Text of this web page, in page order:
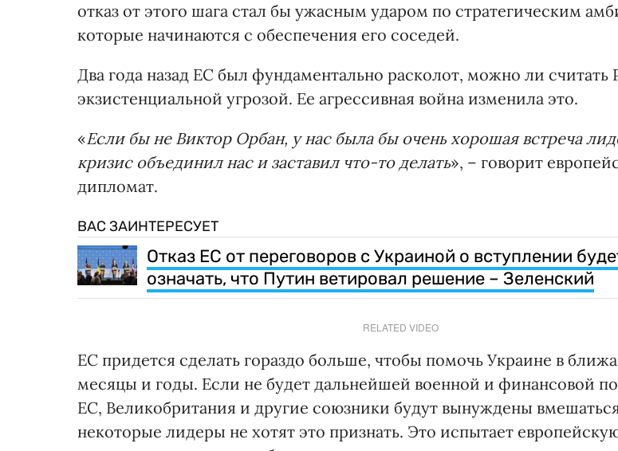
отказ от этого шага стал бы ужасным ударом по стратегическим
которые начинаются с обеспечения его соседей.
Два года назад ЕС был фундаментально расколот, можно ли считать
экзистенциальной угрозой. Ее агрессивная война изменила это.
«Если бы не Виктор Орбан, у нас была бы очень хорошая встреча
кризис объединил нас и заставил что-то делать», – говорит
дипломат.
ВАС ЗАИНТЕРЕСУЕТ
Отказ ЕС от переговоров с Украиной о вступлении
означать, что Путин ветировал решение – Зеленский
RELATED VIDEO
ЕС придется сделать гораздо больше, чтобы помочь Украине в
месяцы и годы. Если не будет дальнейшей военной и финансовой
ЕС, Великобритания и другие союзники будут вынуждены
некоторые лидеры не хотят это признать. Это испытает